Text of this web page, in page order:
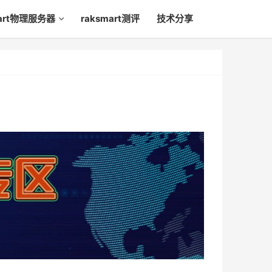
物理服务器 raksmart测评 技术分享